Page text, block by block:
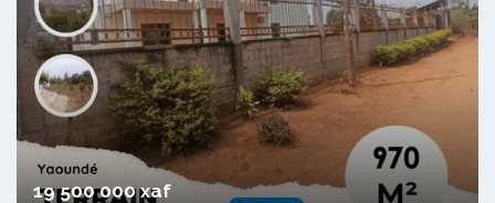
19 500 000 xaf